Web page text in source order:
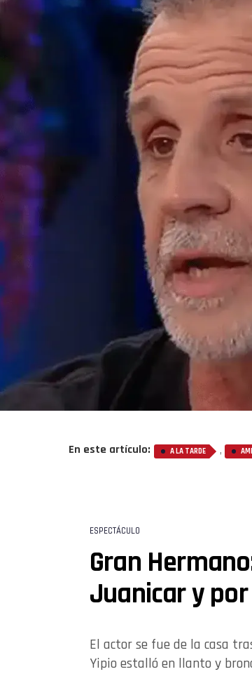
En este artículo: A LA TARDE ,
ESPECTÁCULO
Gran
Juanicar y
El actor se fue de la casa
Yipio estalló en llanto y